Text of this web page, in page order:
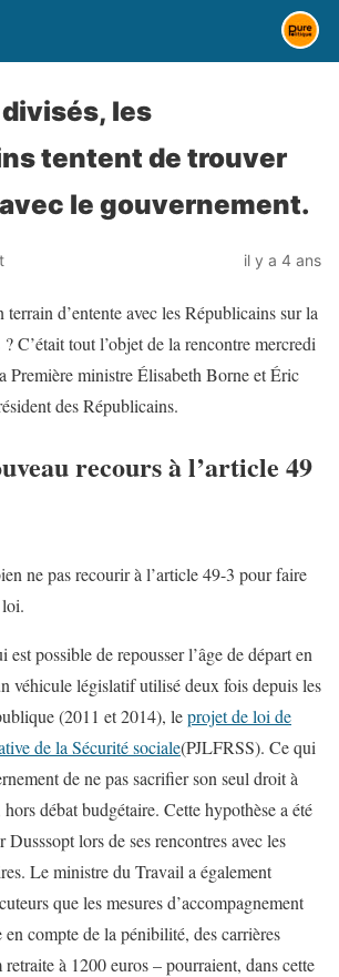
les
tentent de trouver
le gouvernement.
il y a 4 ans
d’entente avec les Républicains sur la
C’était tout l’objet de la rencontre mercredi
Première ministre Élisabeth Borne et Éric
des Républicains.
recours à l’article 49
ne pas recourir à l’article 49-3 pour faire
possible de repousser l’âge de départ en
véhicule législatif utilisé deux fois depuis les
(2011 et 2014), leprojet de loi de
de la Sécurité sociale(PJLFRSS). Ce qui
de ne pas sacrifier son seul droit à
débat budgétaire. Cette hypothèse a été
Dusssopt lors de ses rencontres avec les
Le ministre du Travail a également
que les mesures d’accompagnement
compte de la pénibilité, des carrières
à 1200 euros – pourraient, dans cette